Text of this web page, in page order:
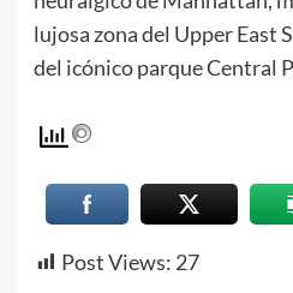
lujosa zona del Upper East
del icónico parque Central
Post Views: 27